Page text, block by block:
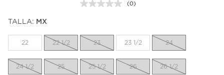
Sin
la
misma
(0)
TALLA: MX
22 22 1/2 23 23 1/2 24
24 1/2 25 25 1/2 26 26 1/2